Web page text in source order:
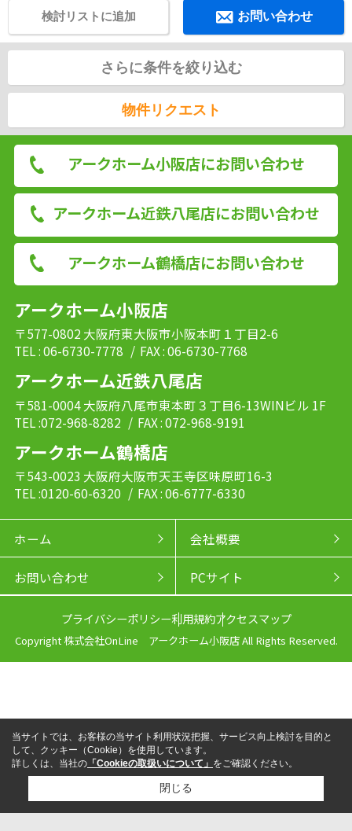
お問い合わせ
検討リストに追加
さらに条件を絞り込む
物件リクエスト
アークホーム小阪店にお問い合わせ
アークホーム近鉄八尾店にお問い合わせ
アークホーム鶴橋店にお問い合わせ
アークホーム小阪店
〒577-0802 大阪府東大阪市小阪本町１丁目2-6
TEL : 06-6730-7778 / FAX : 06-6730-7768
アークホーム近鉄八尾店
〒581-0004 大阪府八尾市東本町３丁目6-13WINビル 1F
TEL :072-968-8282 / FAX : 072-968-9191
アークホーム鶴橋店
〒543-0023 大阪府大阪市天王寺区味原町16-3
TEL :0120-60-6320 / FAX : 06-6777-6330
ホーム 会社概要
お問い合わせ PCサイト
プライバシーポリシー利用規約アクセスマップ
Copyright 株式会社OnLine アークホーム小阪店 All Rights Reserved.
LINEからお問い合わせ
当サイトでは、お客様の当サイト利用状況把握、サービス向上検討を目的と
して、クッキー（Cookie）を使用しています。
詳しくは、当社の 「Cookieの取扱いについて」 をご確認ください。
閉じる